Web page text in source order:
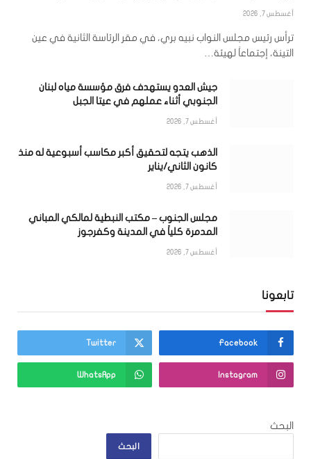
أغسطس 7, 2026
ترأس رئيس مجلس النواب نبيه بري، في مقر الرئاسة الثانية في عين
التينة، إجتماعاً لهيئة…
جيش العدو يستهدف فرق مؤسسة مياه لبنان
الجنوبي أثناء عملهم في عيتا الجبل
أغسطس 7, 2026
الذهب يتجه لتحقيق أكبر مكاسب أسبوعية له منذ
كانون الثاني/يناير
أغسطس 7, 2026
مجلس الجنوب – مكتب النبطية لمالكي المباني
المدمرة كلياً في المدينة وكفرجوز
أغسطس 7, 2026
تابعونا
Facebook
Twitter
Instagram
WhatsApp
البحث
البحث